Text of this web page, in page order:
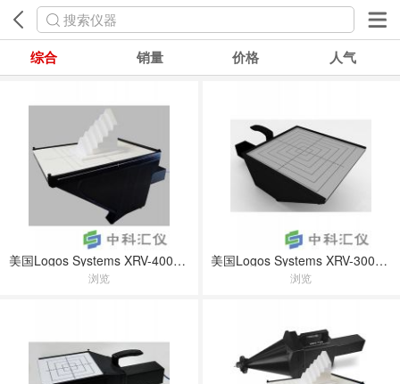
搜索仪器
综合 销量 价格 人气
美国Logos Systems XRV-4000 Hawk 成像系统
浏览
美国Logos Systems XRV-3000 Eagle 成像系统
浏览